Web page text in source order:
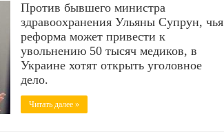
Против бывшего министра
здравоохранения Ульяны Супрун, чья
реформа может привести к
увольнению 50 тысяч медиков, в
Украине хотят открыть уголовное
дело.
Читать далее »